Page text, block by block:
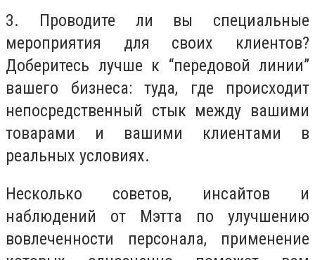
3. Проводите ли вы специальные
мероприятия для своих клиентов?
Доберитесь лучше к “передовой линии”
вашего бизнеса: туда, где происходит
непосредственный стык между вашими
товарами и вашими клиентами в
реальных условиях.
Несколько советов, инсайтов и
наблюдений от Мэтта по улучшению
вовлеченности персонала, применение